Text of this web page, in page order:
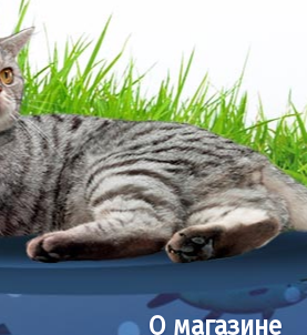
О магазине